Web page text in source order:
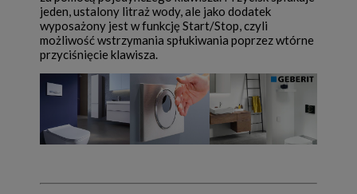
jeden, ustalony litraż wody, ale jako dodatek
wyposażony jest w funkcję Start/Stop, czyli
możliwość wstrzymania spłukiwania poprzez wtórne
przyciśnięcie klawisza.